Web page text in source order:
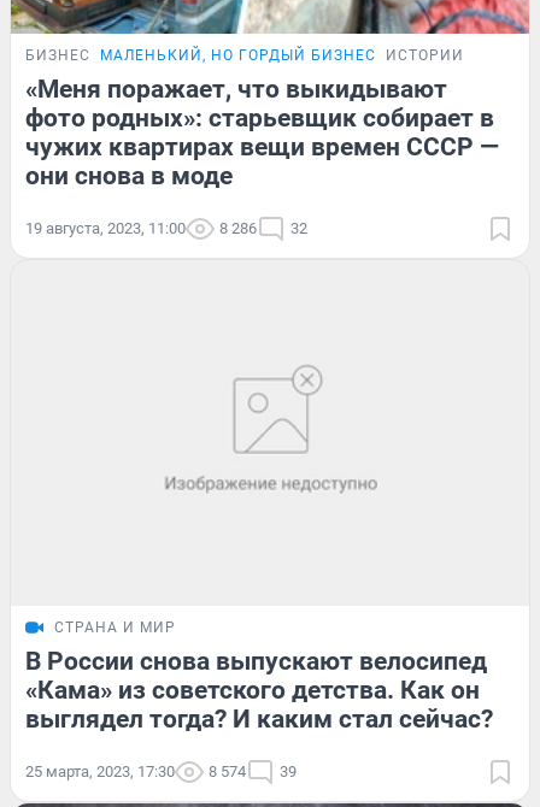
БИЗНЕС МАЛЕНЬКИЙ, НО ГОРДЫЙ БИЗНЕС ИСТОРИИ
«Меня поражает, что выкидывают
фото родных»: старьевщик собирает в
чужих квартирах вещи времен СССР —
они снова в моде
19 августа, 2023, 11:00 8 286 32
СТРАНА И МИР
В России снова выпускают велосипед
«Кама» из советского детства. Как он
выглядел тогда? И каким стал сейчас?
25 марта, 2023, 17:30 8 574 39